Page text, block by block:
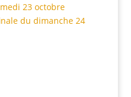
23 octobre
du dimanche 24